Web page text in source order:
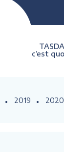
TASDA
c’est
2019 2020